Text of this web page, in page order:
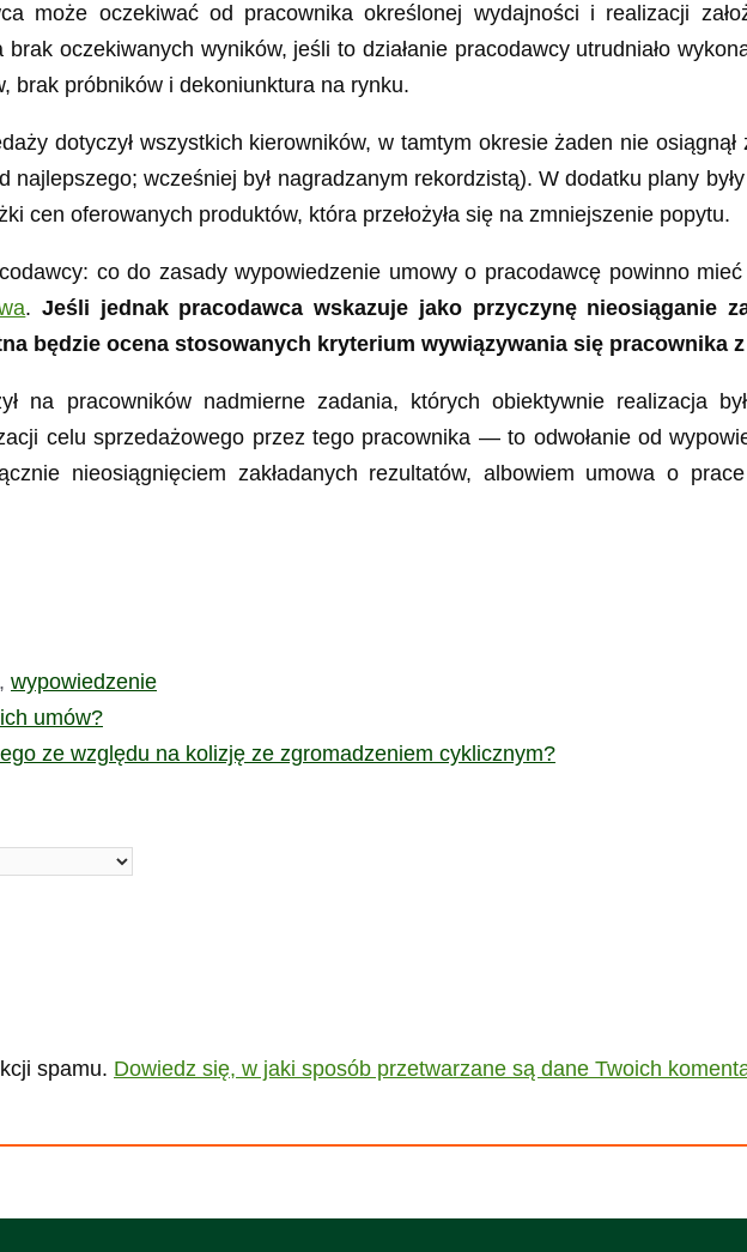
może oczekiwać od pracownika określonej wydajności i realizacji
oczekiwanych wyników, jeśli to działanie pracodawcy utrudniało
brak próbników i dekoniunktura na rynku.
dotyczył wszystkich kierowników, w tamtym okresie żaden nie
najlepszego; wcześniej był nagradzanym rekordzistą). W dodatku plany
cen oferowanych produktów, która przełożyła się na zmniejszenie popytu.
co do zasady wypowiedzenie umowy o pracodawcę powinno
.Jeśli jednak pracodawca wskazuje jako przyczynę nieosiąganie
będzie ocena stosowanych kryterium wywiązywania się pracownika
na pracowników nadmierne zadania, których obiektywnie realizacja
celu sprzedażowego przez tego pracownika — to odwołanie od
nieosiągnięciem zakładanych rezultatów, albowiem umowa o
, wypowiedzenie
umów?
ze względu na kolizję ze zgromadzeniem cyklicznym?
spamu. Dowiedz się, w jaki sposób przetwarzane są dane Twoich